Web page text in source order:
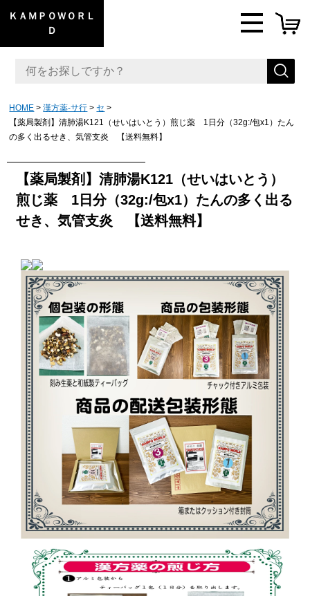
ＫＡＭＰＯＷＯＲＬ
Ｄ
HOME 漢方薬-サ行
セ
【薬局製剤】清肺湯K121（せいはいとう）煎じ薬 1日分（32g:/包x1）たん
の多く出るせき、気管支炎 【送料無料】
【薬局製剤】清肺湯K121（せいはいとう）
煎じ薬 1日分（32g:/包x1）たんの多く出る
せき、気管支炎 【送料無料】